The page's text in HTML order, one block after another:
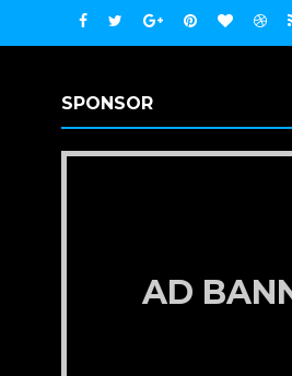
SPONSOR
AD